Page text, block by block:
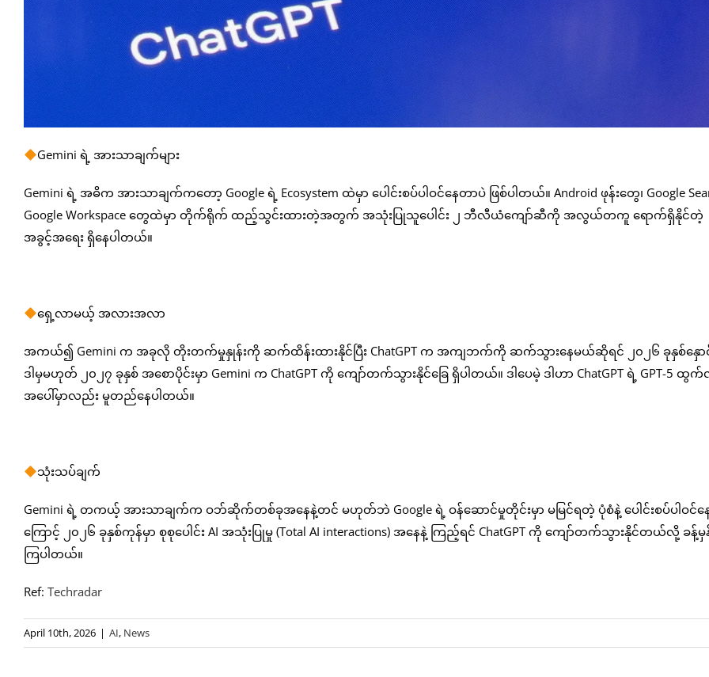
Gemini ရဲ့ အားသာချက်များ
Gemini ရဲ့ အဓိက အားသာချက်ကတော့ Google ရဲ့ Ecosystem ထဲမှာ ပေါင်းစပ်ပါဝင်နေတာပဲ ဖြစ်ပါတယ်။ Android ဖုန်းတွေ၊ Google
Google Workspace တွေထဲမှာ တိုက်ရိုက် ထည့်သွင်းထားတဲ့အတွက် အသုံးပြုသူပေါင်း ၂ ဘီလီယံကျော်ဆီကို အလွယ်တကူ ရောက်ရှိနိုင်တဲ့
အခွင့်အရေး ရှိနေပါတယ်။
ရှေ့လာမယ့် အလားအလာ
အကယ်၍ Gemini က အခုလို တိုးတက်မှုနှုန်းကို ဆက်ထိန်းထားနိုင်ပြီး ChatGPT က အကျဘက်ကို ဆက်သွားနေမယ်ဆိုရင် ၂၀၂၆ ခုနှစ်နှောင်
ဒါမှမဟုတ် ၂၀၂၇ ခုနှစ် အစောပိုင်းမှာ Gemini က ChatGPT ကို ကျော်တက်သွားနိုင်ခြေ ရှိပါတယ်။ ဒါပေမဲ့ ဒါဟာ ChatGPT ရဲ့ GPT-5 ထွ
အပေါ်မှာလည်း မူတည်နေပါတယ်။
သုံးသပ်ချက်
Gemini ရဲ့ တကယ့် အားသာချက်က ဝဘ်ဆိုက်တစ်ခုအနေနဲ့တင် မဟုတ်ဘဲ Google ရဲ့ ဝန်ဆောင်မှုတိုင်းမှာ မမြင်ရတဲ့ ပုံစံနဲ့ ပေါင်းစပ်ပါဝင်န
ကြောင့် ၂၀၂၆ ခုနှစ်ကုန်မှာ စုစုပေါင်း AI အသုံးပြုမှု (Total AI interactions) အနေနဲ့ ကြည့်ရင် ChatGPT ကို ကျော်တက်သွားနိုင်တယ်လို့ ခန့်မှ
ကြပါတယ်။
Ref: Techradar
April 10th, 2026 | AI, News